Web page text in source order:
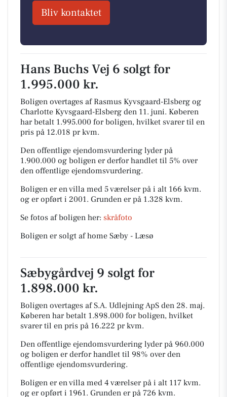
Bliv kontaktet
Hans Buchs Vej 6 solgt for
1.995.000 kr.
Boligen overtages af Rasmus Kyvsgaard-Elsberg og
Charlotte Kyvsgaard-Elsberg den 11. juni. Køberen
har betalt 1.995.000 for boligen, hvilket svarer til en
pris på 12.018 pr kvm.
Den offentlige ejendomsvurdering lyder på
1.900.000 og boligen er derfor handlet til 5% over
den offentlige ejendomsvurdering.
Boligen er en villa med 5 værelser på i alt 166 kvm.
og er opført i 2001. Grunden er på 1.328 kvm.
Se fotos af boligen her: skråfoto
Boligen er solgt af home Sæby - Læsø
Sæbygårdvej 9 solgt for
1.898.000 kr.
Boligen overtages af S.A. Udlejning ApS den 28. maj.
Køberen har betalt 1.898.000 for boligen, hvilket
svarer til en pris på 16.222 pr kvm.
Den offentlige ejendomsvurdering lyder på 960.000
og boligen er derfor handlet til 98% over den
offentlige ejendomsvurdering.
Boligen er en villa med 4 værelser på i alt 117 kvm.
og er opført i 1961. Grunden er på 726 kvm.